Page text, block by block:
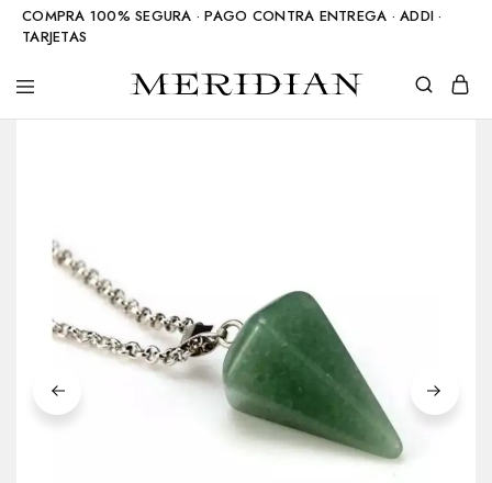
COMPRA 100% SEGURA · PAGO CONTRA ENTREGA · ADDI ·
TARJETAS
Meridian
Accesorios